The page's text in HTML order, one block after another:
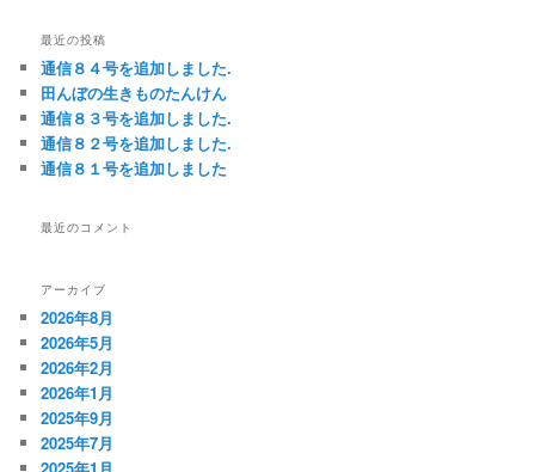
シ
ョ
ン
最近の投稿
通信８４号を追加しました.
田んぼの生きものたんけん
通信８３号を追加しました.
通信８２号を追加しました.
通信８１号を追加しました
最近のコメント
アーカイブ
2026年8月
2026年5月
2026年2月
2026年1月
2025年9月
2025年7月